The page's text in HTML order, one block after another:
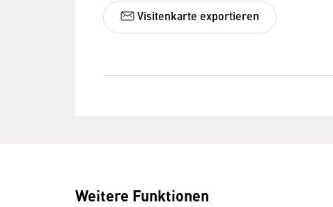
Visitenkarte exportieren
Weitere Funktionen